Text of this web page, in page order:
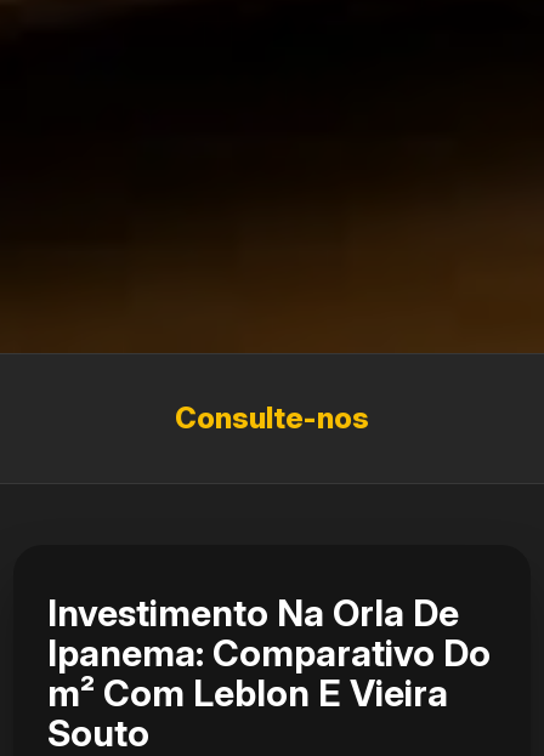
Consulte-nos
Investimento Na Orla De
Ipanema: Comparativo Do
m² Com Leblon E Vieira
Souto